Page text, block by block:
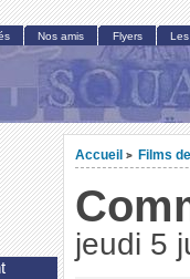
Accueil > Films
jeudi 5
Nos amis Flyers